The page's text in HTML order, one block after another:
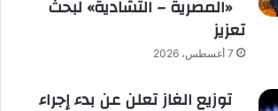
«المصرية – التشادية» لبحث
تعزيز
7 أغسطس، 2026
توزيع الغاز تعلن عن بدء إجراء